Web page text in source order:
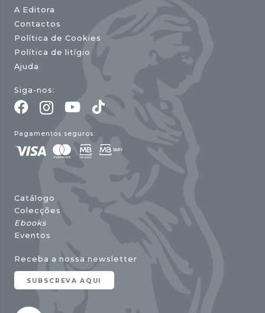
A Editora
Contactos
Política de Cookies
Política de litígio
Ajuda
Siga-nos:
Pagamentos seguros:
Catálogo
Colecções
Ebooks
Eventos
Receba a nossa newsletter
SUBSCREVA AQUI